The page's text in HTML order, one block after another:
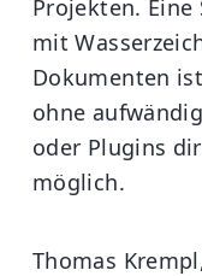
Projekten.
mit
Dokumenten
ohne
oder Plugins
möglich.
Thomas